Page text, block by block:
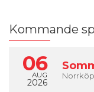
Kommande
06
AUG
2026